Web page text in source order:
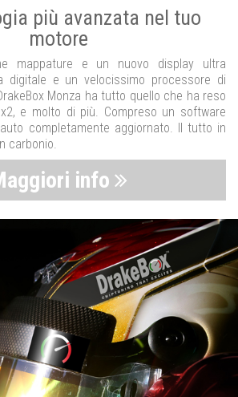
più avanzata nel tuo
motore
mappature e un nuovo display ultra
digitale e un velocissimo processore di
Monza ha tutto quello che ha reso
e molto di più. Compreso un software
completamente aggiornato. Il tutto in
carbonio.
info